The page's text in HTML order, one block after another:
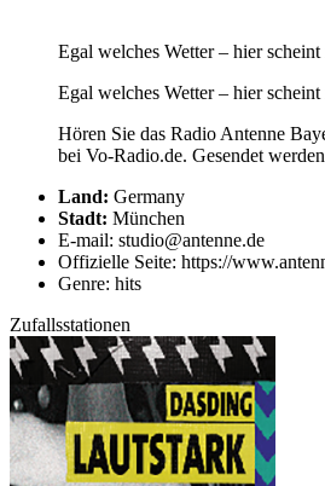
Egal welches Wetter – hier
Egal welches Wetter – hier
Hören Sie das Radio Antenne
bei Vo-Radio.de. Gesendet
Land: Germany
Stadt: München
E-mail: studio@antenne.de
Offizielle Seite: https://
Genre: hits
Zufallsstationen